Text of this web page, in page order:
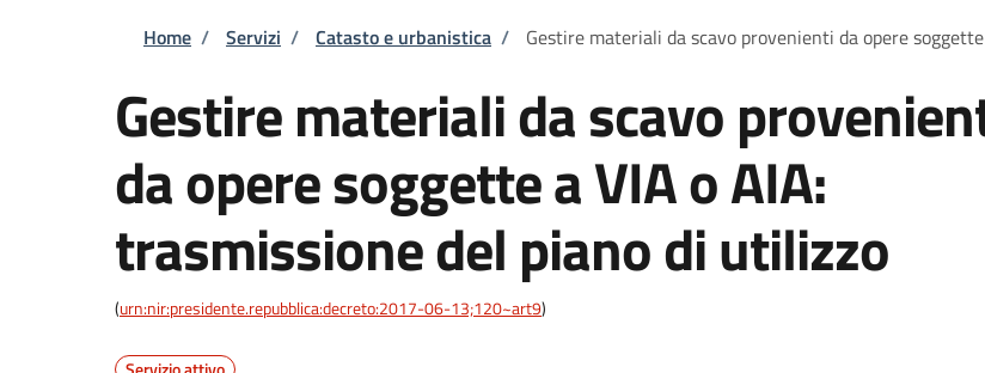
Briciole di pane
Home / Servizi / Catasto e urbanistica / Gestire materiali da scavo provenienti da opere
Gestire materiali da scavo
da opere soggette a VIA o AIA:
trasmissione del piano di utilizzo
(urn:nir:presidente.repubblica:decreto:2017-06-13;120~art9)